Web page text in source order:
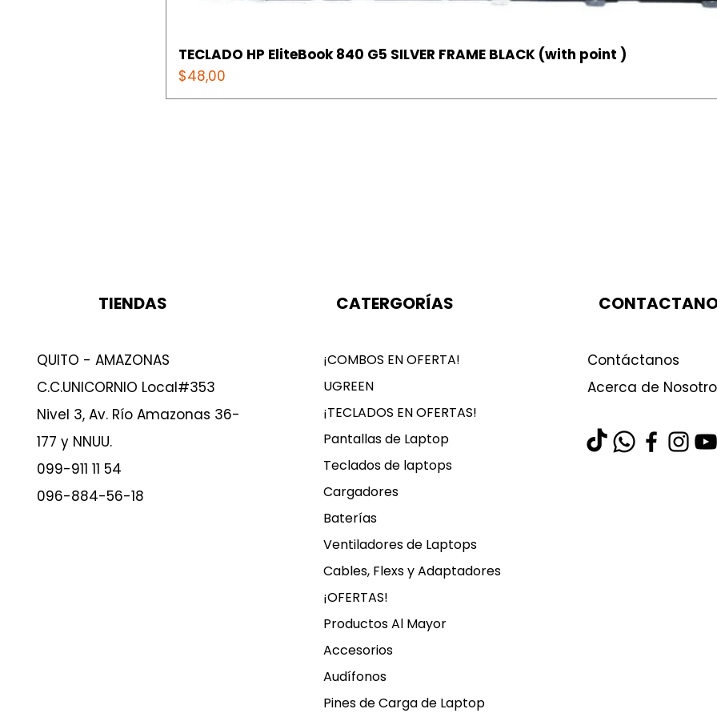
TECLADO HP EliteBook 840 G5 SILVER FRAME BLACK (with point )
Precio
$48,00
TIENDAS
QUITO - AMAZONAS
C.C.UNICORNIO Local#353
Nivel 3, Av. Río Amazonas 36-
177 y NNUU.
099-911 11 54
096-884-56-18
CATERGORÍAS
¡COMBOS EN OFERTA!
UGREEN
¡TECLADOS EN OFERTAS!
Pantallas de Laptop
Teclados de laptops
Cargadores
Baterías
Ventiladores de Laptops
Cables, Flexs y Adaptadores
¡OFERTAS!
Productos Al Mayor
Accesorios
Audífonos
Pines de Carga de Laptop
Contáctanos
Acerca de